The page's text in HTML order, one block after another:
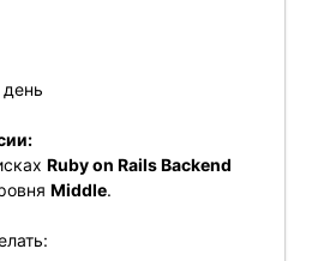
Ruby on Rails Backend
Middle.